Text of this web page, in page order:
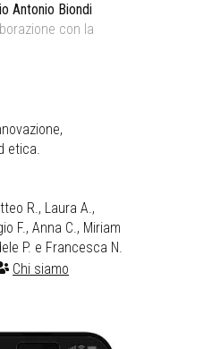
Antonio Biondi
con la
etica.
R., Laura A.,
F., Anna C., Miriam
P. e Francesca N.
Chi siamo